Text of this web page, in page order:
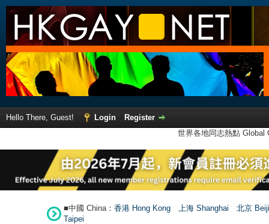
Hello There, Guest! Login
Register
世界各地同志熱點
■中國 China： 香港 Hong Kong 上海 Shanghai
北京
Taipei